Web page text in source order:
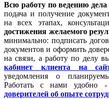
Всю работу по ведению
подача и получение
на всех этапах,
достижения желаемого
минимально: подписать
документов и оформить
на связи, а работу по делу
кабинет клиента на
уведомления о
Работать с нами удобно -
доверителей об опыте